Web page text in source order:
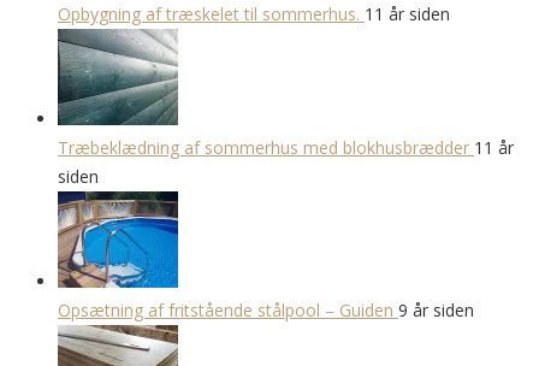
Opbygning af træskelet til sommerhus. 11 år siden
Træbeklædning af sommerhus med blokhusbrædder 11 år
siden
Opsætning af fritstående stålpool – Guiden 9 år siden